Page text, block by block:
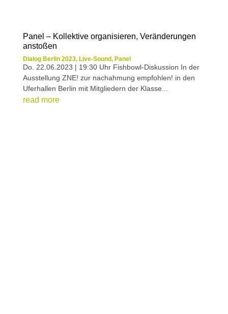
Panel – Kollektive organisieren, Veränderungen
anstoßen
Dialog Berlin 2023, Live-Sound, Panel
Do. 22.06.2023 | 19:30 Uhr Fishbowl-Diskussion In der
Ausstellung ZNE! zur nachahmung empfohlen! in den
Uferhallen Berlin mit Mitgliedern der Klasse...
read more